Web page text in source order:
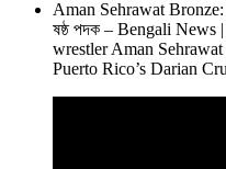
Aman Sehrawat Bronze:
ষষ্ঠ পদক – Bengali
wrestler Aman
Puerto Rico’s Darian